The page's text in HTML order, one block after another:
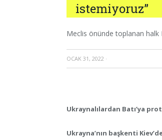
istemiyoruz”
Meclis önünde toplanan halk
OCAK 31, 2022 ·
Ukraynalılardan Batı’ya
Ukrayna’nın başkenti